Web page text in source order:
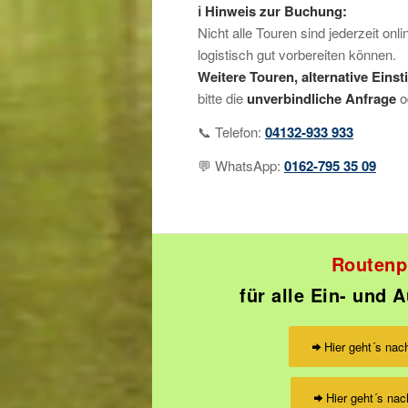
ℹ️ Hinweis zur Buchung:
Nicht alle Touren sind jederzeit
logistisch gut vorbereiten können.
Weitere Touren, alternative
bitte dieunverbindliche Anfrage
📞 Telefon: 04132‑933 933
💬 WhatsApp: 0162-795 35 09
für alle Ein- und
Hier geht´s
Hier geht´s